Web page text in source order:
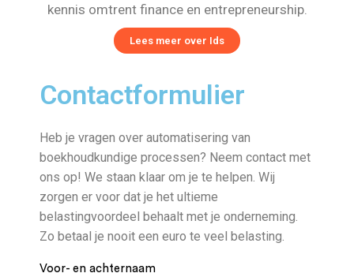
kennis omtrent finance en entrepreneurship.
Lees meer over Ids
Contactformulier
Heb je vragen over automatisering van
boekhoudkundige processen? Neem contact met
ons op! We staan klaar om je te helpen. Wij
zorgen er voor dat je het ultieme
belastingvoordeel behaalt met je onderneming.
Zo betaal je nooit een euro te veel belasting.
Voor- en achternaam